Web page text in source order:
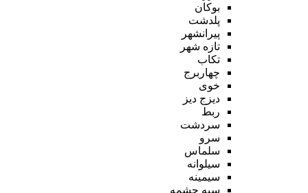
بوکان
پلدشت
پیرانشهر
تازه شهر
تکاب
چهاربرج
خوی
دیزج دیز
ربط
سردشت
سرو
سلماس
سیلوانه
سیمینه
سیه چشمه